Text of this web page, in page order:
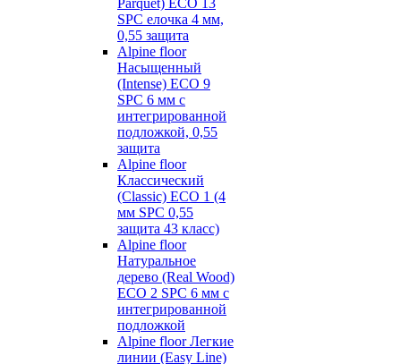
Parquet) ECO 13
SPC елочка 4 мм,
0,55 защита
Alpine floor
Насыщенный
(Intense) ECO 9
SPC 6 мм с
интегрированной
подложкой, 0,55
защита
Alpine floor
Классический
(Classic) ECO 1 (4
мм SPC 0,55
защита 43 класс)
Alpine floor
Натуральное
дерево (Real Wood)
ECO 2 SPC 6 мм с
интегрированной
подложкой
Alpine floor Легкие
линии (Easy Line)